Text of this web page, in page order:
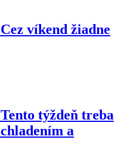
víkend žiadne
týždeň treba
a